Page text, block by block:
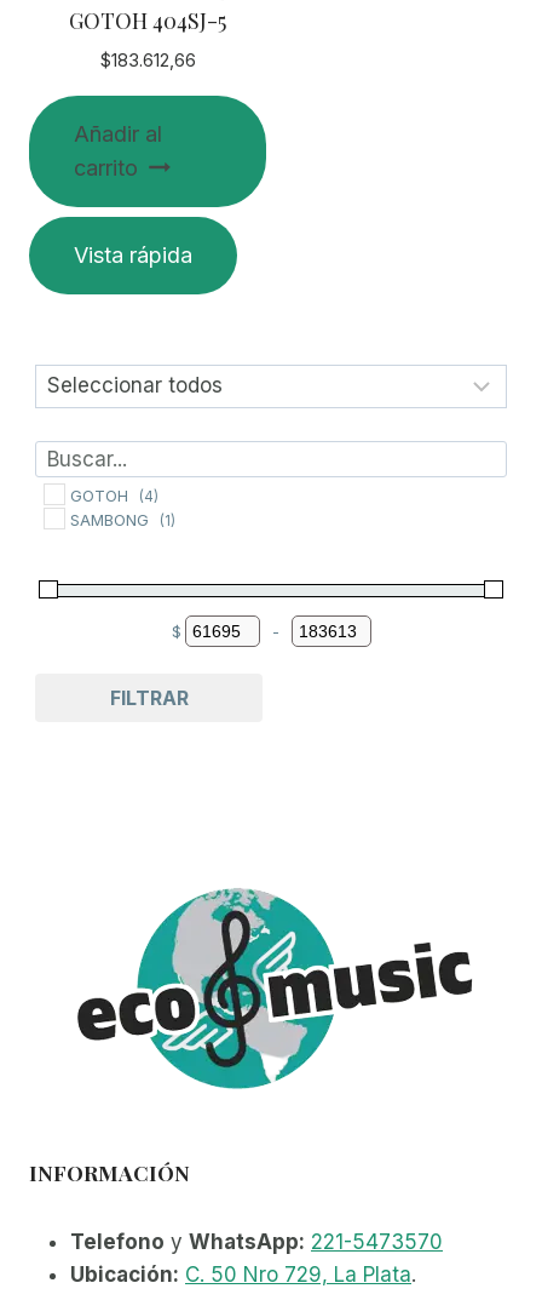
GOTOH 404SJ-5
$183.612,66
Añadir al
carrito
Vista rápida
GOTOH (4)
SAMBONG (1)
$
Minimum Price
-
Maximum Price
FILTRAR
INFORMACIÓN
Telefono y WhatsApp: 221-5473570
Ubicación: C. 50 Nro 729, La Plata.